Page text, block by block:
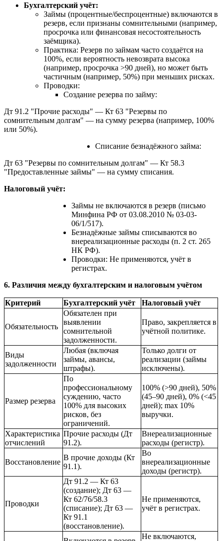
Бухгалтерский учёт:
Займы (процентные/беспроцентные) включаются в
резерв, если признаны сомнительными (например,
просрочка или финансовая несостоятельность
заёмщика).
Практика: Резерв по займам часто создаётся на
100%, если вероятность невозврата высока
(например, просрочка >90 дней), но может быть
частичным (например, 50%) при меньших рисках.
Проводки:
Создание резерва по займу:
Дт 91.2 "Прочие расходы" — Кт 63 "Резервы по
сомнительным долгам" — на сумму резерва (например, 100%
или 50%).
Списание безнадёжного займа:
Дт 63 "Резервы по сомнительным долгам" — Кт 58.3
"Предоставленные займы" — на сумму списания.
Налоговый учёт:
Займы не включаются в резерв (письмо
Минфина РФ от 03.08.2010 № 03-03-
06/1/517).
Безнадёжные займы списываются во
внереализационные расходы (п. 2 ст. 265
НК РФ).
Проводки: Не применяются, учёт в
регистрах.
6. Различия между бухгалтерским и налоговым учётом
Критерий Бухгалтерский учёт Налоговый учёт
Обязательность
Обязателен при
выявлении
сомнительной
задолженности.
Право, закрепляется в
учётной политике.
Виды
задолженности
Любая (включая
займы, авансы,
штрафы).
Только долги от
реализации (займы
исключены).
Размер резерва
По
профессиональному
суждению, часто
100% для высоких
рисков, без
ограничений.
100% (>90 дней), 50%
(45–90 дней), 0% (<45
дней); max 10%
выручки.
Характеристика
отчислений
Прочие расходы (Дт
91.2).
Внереализационные
расходы (регистр).
Восстановление
В прочие доходы (Кт
91.1).
Во
внереализационные
доходы (регистр).
Проводки
Дт 91.2 — Кт 63
(создание); Дт 63 —
Кт 62/76/58.3
(списание); Дт 63 —
Кт 91.1
(восстановление).
Не применяются,
учёт в регистрах.
Не включаются,